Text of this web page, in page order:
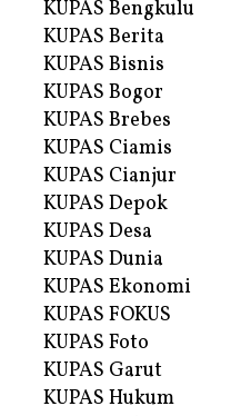
KUPAS Bengkulu
KUPAS Berita
KUPAS Bisnis
KUPAS Bogor
KUPAS Brebes
KUPAS Ciamis
KUPAS Cianjur
KUPAS Depok
KUPAS Desa
KUPAS Dunia
KUPAS Ekonomi
KUPAS FOKUS
KUPAS Foto
KUPAS Garut
KUPAS Hukum